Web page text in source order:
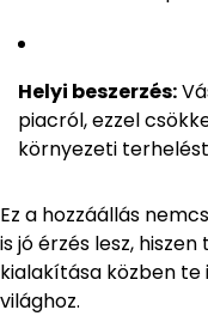
Helyi beszerzés:
piacról, ezzel
környezeti
Ez a hozzáállás
is jó érzés lesz,
kialakítása közben
világhoz.